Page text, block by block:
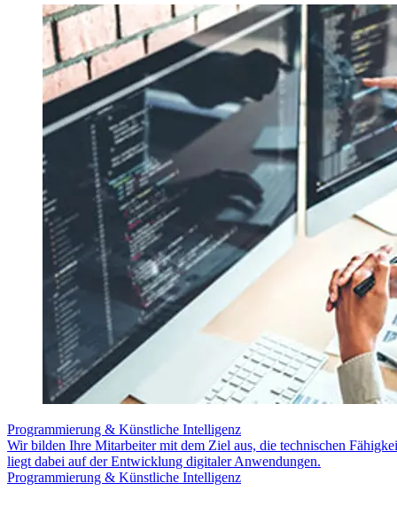
Programmierung & Künstliche Intelligenz
Wir bilden Ihre Mitarbeiter mit dem Ziel aus, die technischen
liegt dabei auf der Entwicklung digitaler Anwendungen.
Programmierung & Künstliche Intelligenz